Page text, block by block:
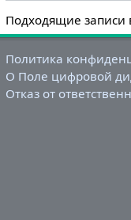
Подходящие записи
Политика
О Поле цифровой
Отказ от